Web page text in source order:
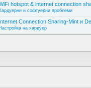
hotspot & internet connection
и софтуерни проблеми
Connection Sharing-Mint и
на хардуер